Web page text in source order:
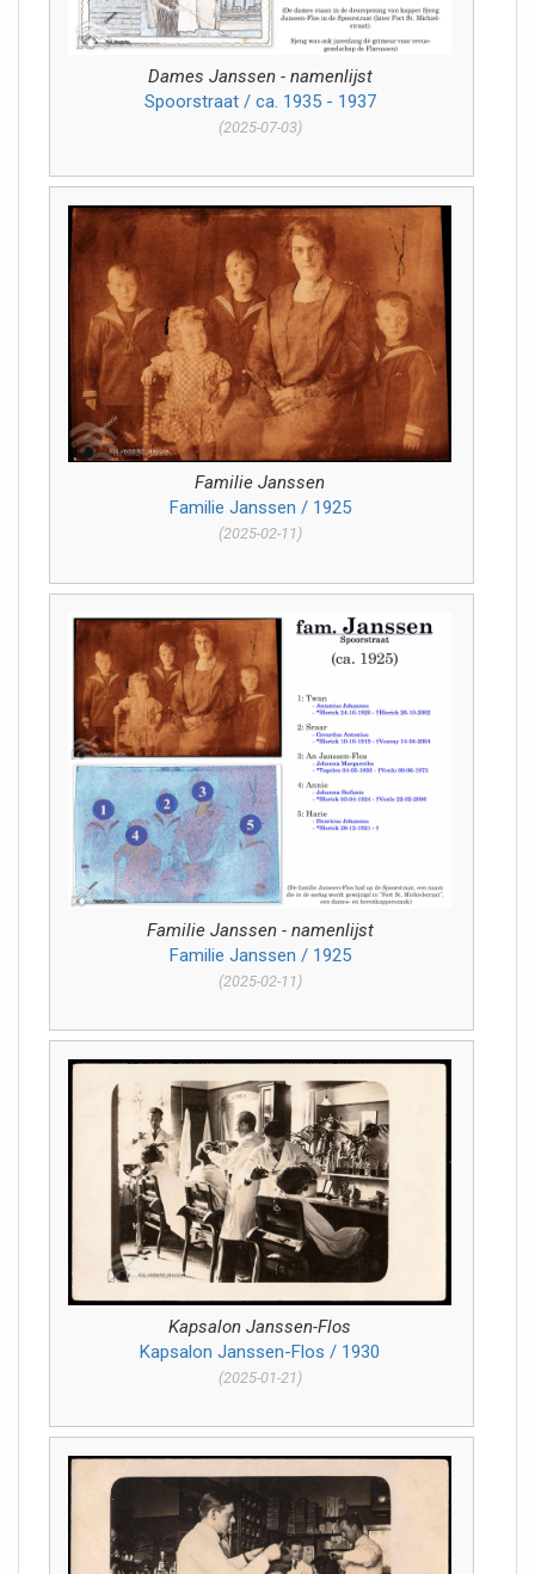
Dames Janssen - namenlijst
Spoorstraat / ca. 1935 - 1937
(2025-07-03)
Familie Janssen
Familie Janssen / 1925
(2025-02-11)
Familie Janssen - namenlijst
Familie Janssen / 1925
(2025-02-11)
Kapsalon Janssen-Flos
Kapsalon Janssen-Flos / 1930
(2025-01-21)